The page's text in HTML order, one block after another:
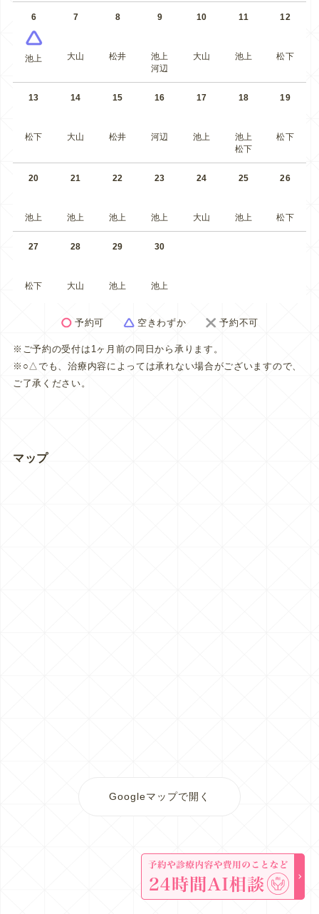
6
池上
7
大山
8
松井
9
池上
河辺
10
大山
11
池上
12
松下
13
松下
14
大山
15
松井
16
河辺
17
池上
18
池上
松下
19
松下
20
池上
21
池上
22
池上
23
池上
24
大山
25
池上
26
松下
27
松下
28
大山
29
池上
30
池上
予約可 空きわずか 予約不可
※ご予約の受付は1ヶ月前の同日から承ります。
※○△でも、治療内容によっては承れない場合がございますので、
ご了承ください。
マップ
Googleマップで開く